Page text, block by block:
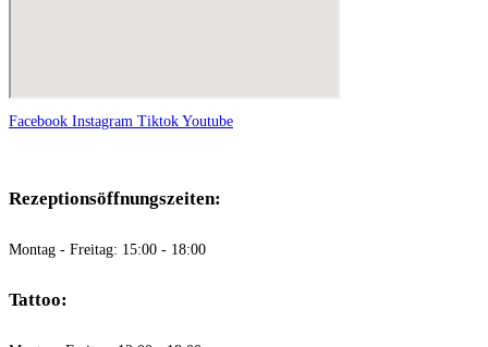
Facebook Instagram Tiktok Youtube
Rezeptionsöffnungszeiten:
Montag - Freitag: 15:00 - 18:00
Tattoo: